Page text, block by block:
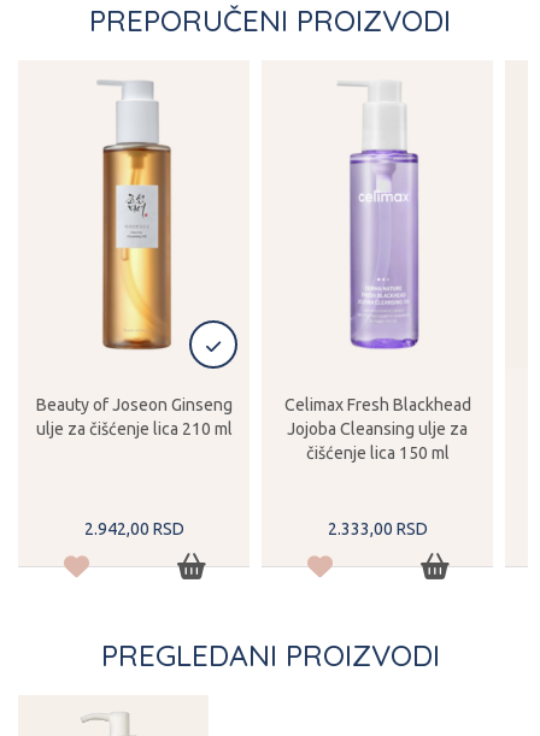
PREPORUČENI PROIZVODI
Beauty of Joseon Ginseng
ulje za čišćenje lica 210 ml
2.942,00 RSD
Celimax Fresh Blackhead
Jojoba Cleansing ulje za
čišćenje lica 150 ml
2.333,00 RSD
PREGLEDANI PROIZVODI